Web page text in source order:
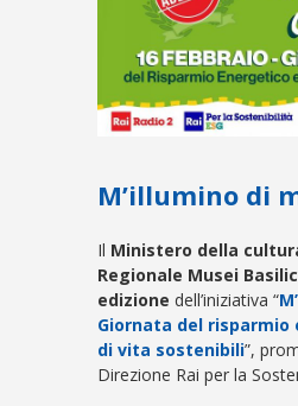
M’illumino di
Il Ministero della
Regionale Musei
edizione dell’iniziativa “
Giornata del
di vita sostenibili”,
Direzione Rai per la